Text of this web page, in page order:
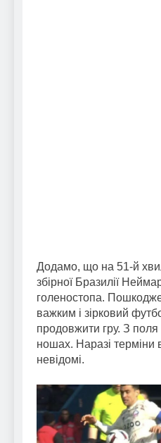
Додамо, що на 51-й
збірної Бразилії
голеностопа.
важким і зірковий
продовжити гру. З
ношах. Наразі терміни
невідомі.